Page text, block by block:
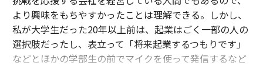
より興味をもちやすかったことは理解できる。しかし、
私が大学生だった20年以上前は、起業はごく一部の人の
選択肢だったし、表立って「将来起業するつもりです」
などとほかの学部生の前でマイクを使って発信するなど